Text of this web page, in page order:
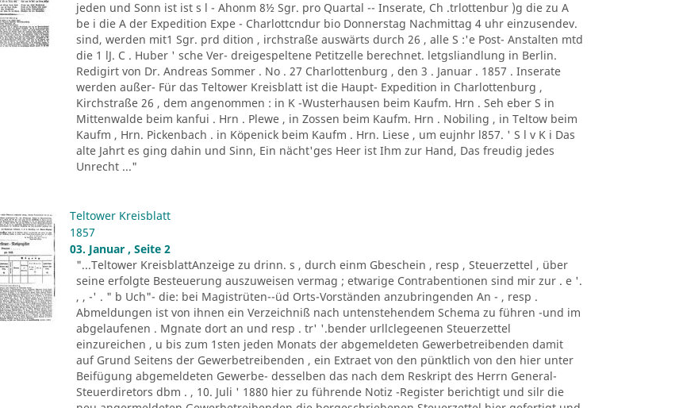
jeden und Sonn ist ist s l - Ahonm 8½ Sgr. pro Quartal -- Inserate, Ch .trlottenbur )g die zu A
be i die A der Expedition Expe - Charlottcndur bio Donnerstag Nachmittag 4 uhr einzusendev.
sind, werden mit1 Sgr. prd dition , irchstraße auswärts durch 26 , alle S :'e Post- Anstalten mtd
die 1 lJ. C . Huber ' sche Ver- dreigespeltene Petitzelle berechnet. letgsliandlung in Berlin.
Redigirt von Dr. Andreas Sommer . No . 27 Charlottenburg , den 3 . Januar . 1857 . Inserate
werden außer- Für das Teltower Kreisblatt ist die Haupt- Expedition in Charlottenburg ,
Kirchstraße 26 , dem angenommen : in K -Wusterhausen beim Kaufm. Hrn . Seh eber S in
Mittenwalde beim kanfui . Hrn . Plewe , in Zossen beim Kaufm. Hrn . Nobiling , in Teltow beim
Kaufm , Hrn. Pickenbach . in Köpenick beim Kaufm . Hrn. Liese , um eujnhr l857. ' S l v K i Das
alte Jahrt es ging dahin und Sinn, Ein nächt'ges Heer ist Ihm zur Hand, Das freudig jedes
Unrecht ..."
Teltower Kreisblatt
1857
03. Januar , Seite 2
"...Teltower KreisblattAnzeige zu drinn. s , durch einm Gbeschein , resp , Steuerzettel , über
seine erfolgte Besteuerung auszuweisen vermag ; etwarige Contrabentionen sind mir zur . e '.
, , -' . " b Uch"- die: bei Magistrüten--üd Orts-Vorständen anzubringenden An - , resp .
Abmeldungen ist von ihnen ein Verzeichniß nach untenstehendem Schema zu führen -und im
abgelaufenen . Mgnate dort an und resp . tr' '.bender urllclegeenen Steuerzettel
einzureichen , u bis zum 1sten jeden Monats der abgemeldeten Gewerbetreibenden damit
auf Grund Seitens der Gewerbetreibenden , ein Extraet von den pünktlich von den hier unter
Beifügung abgemeldeten Gewerbe- desselben das nach dem Reskript des Herrn General-
Steuerdiretors dbm . , 10. Juli ' 1880 hier zu führende Notiz -Register berichtigt und silr die